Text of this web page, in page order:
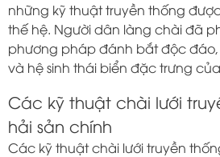
những kỹ thuật truyền thống
thế hệ. Người dân làng chài đã
phương pháp đánh bắt độc
và hệ sinh thái biển đặc trưng
Các kỹ thuật chài lưới
hải sản chính
Các kỹ thuật chài lưới truyền